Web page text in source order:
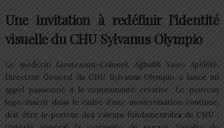
Une invitation à redéfinir l’identité
visuelle du CHU Sylvanus Olympio
Le médecin Lieutenant-Colonel, Agbobli Yawo Apélété,
Directeur Général du CHU Sylvanus Olympio, a lancé un
appel passionné à la communauté créative. Le nouveau
logo, inscrit dans le cadre d’une modernisation continue,
doit être le porteur des valeurs fondamentales du CHU :